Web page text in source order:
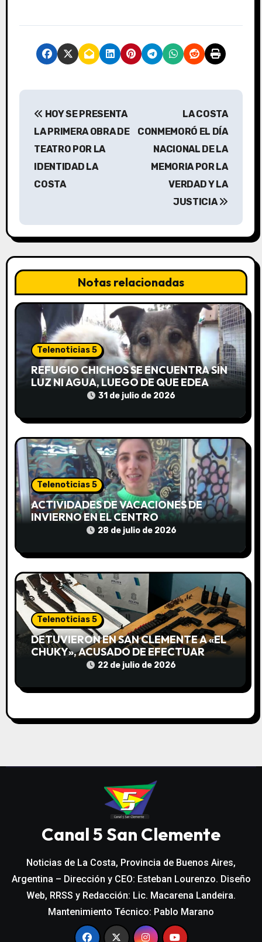
N
a
c
i
ó
d
e
n
t
r
a
d
s
HOY SE PRESENTA
LA PRIMERA OBRA DE
TEATRO POR LA
IDENTIDAD LA
COSTA
LA COSTA
CONMEMORÓ EL DÍA
NACIONAL DE LA
MEMORIA POR LA
VERDAD Y LA
JUSTICIA
Notas relacionadas
Telenoticias 5
REFUGIO CHICHOS SE ENCUENTRA SIN
LUZ NI AGUA, LUEGO DE QUE EDEA
CORTARA EL SUMINISTRO SIN AVISO
31 de julio de 2026
Telenoticias 5
ACTIVIDADES DE VACACIONES DE
INVIERNO EN EL CENTRO
COMUNITARIO EL TALA
28 de julio de 2026
Telenoticias 5
DETUVIERON EN SAN CLEMENTE A «EL
CHUKY», ACUSADO DE EFECTUAR
DISPAROS CONTRA UN MOTOCICLISTA:
AUTO ROBADO
22 de julio de 2026
Canal 5 San Clemente
Noticias de La Costa, Provincia de Buenos Aires,
Argentina – Dirección y CEO: Esteban Lourenzo. Diseño
Web, RRSS y Redacción: Lic. Macarena Landeira.
Mantenimiento Técnico: Pablo Marano